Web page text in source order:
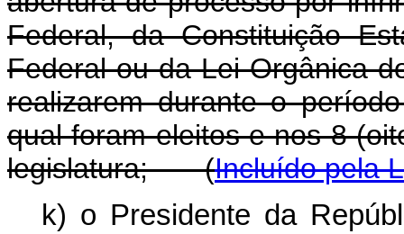
Federal, da Constituição
Federal ou da Lei Orgânica
realizarem durante o
qual foram eleitos e nos 8
legislatura;(Incluído pela
k) o Presidente da